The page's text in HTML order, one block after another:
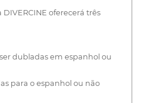
oferecerá três
dubladas em espanhol ou
para o espanhol ou não